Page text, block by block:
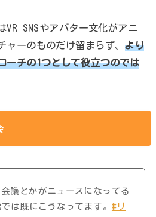
VR SNSやアバター文化がアニ
ャーのものだけ留まらず、 より
ーチの1つとして役立つのでは
議とかがニュースになってる
は既にこうなってます。 #リ